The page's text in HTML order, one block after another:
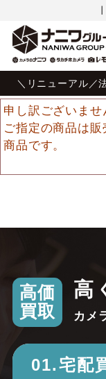
＼リニューアル／
申し訳ございませ
ご指定の商品は
商品です。
高価
買取
高
カメ
01.宅配